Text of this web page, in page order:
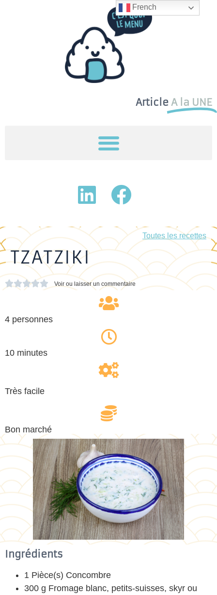
Article A la UNE
Toutes les recettes
TZATZIKI
 Voir ou laisser un commentaire
4 personnes
10 minutes
Très facile
Bon marché
Ingrédients
1 Pièce(s) Concombre
300 g Fromage blanc, petits-suisses, skyr ou
French